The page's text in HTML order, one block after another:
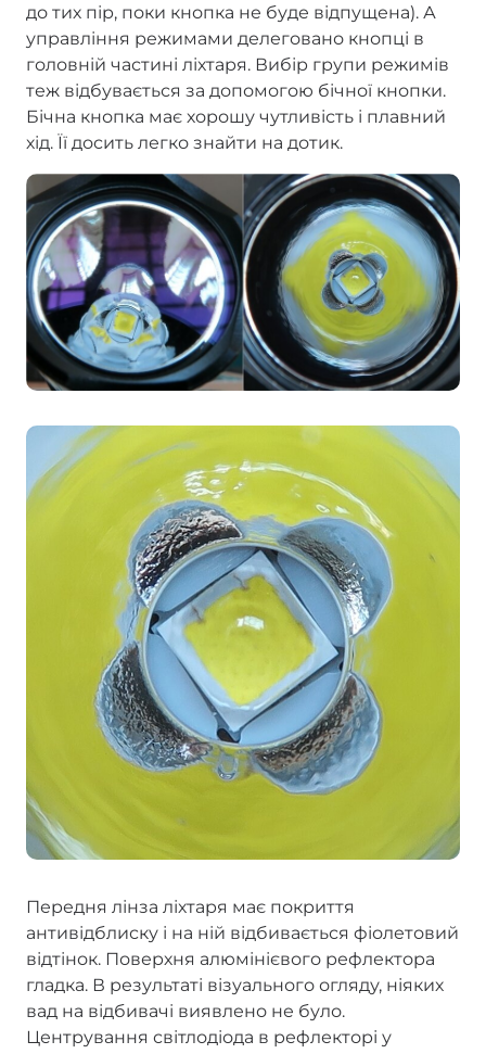
до тих пір, поки кнопка не буде відпущена). А
управління режимами делеговано кнопці в
головній частині ліхтаря. Вибір групи режимів
теж відбувається за допомогою бічної кнопки.
Бічна кнопка має хорошу чутливість і плавний
хід. Її досить легко знайти на дотик.
Передня лінза ліхтаря має покриття
антивідблиску і на ній відбивається фіолетовий
відтінок. Поверхня алюмінієвого рефлектора
гладка. В результаті візуального огляду, ніяких
вад на відбивачі виявлено не було.
Центрування світлодіода в рефлекторі у